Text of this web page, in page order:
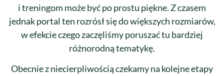
i treningom może być po prostu piękne. Z czasem
jednak portal ten rozrósł się do większych rozmiarów,
w efekcie czego zaczęliśmy poruszać tu bardziej
różnorodną tematykę.
Obecnie z niecierpliwością czekamy na kolejne etapy